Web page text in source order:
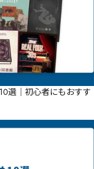
選｜初心者にもおすす